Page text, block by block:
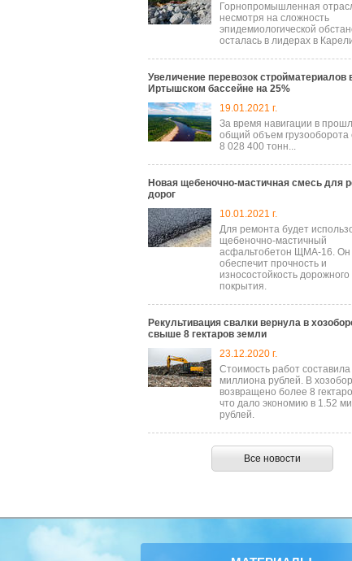
Горнопромышленная
несмотря на сложность
эпидемиологической
осталась в лидерах в
Увеличение перевозок стройматериалов
Иртышском бассейне на 25%
19.01.2021 г.
За время навигации в
общий объем грузооборота
8 028 400 тонн...
Новая щебеночно-мастичная смесь для
дорог
10.01.2021 г.
Для ремонта будет
щебеночно-мастичный
асфальтобетон ЩМА-16. Он
обеспечит прочность и
износостойкость дорожного
покрытия.
Рекультивация свалки вернула в
свыше 8 гектаров земли
23.12.2020 г.
Стоимость работ составила
миллиона рублей. В
возвращено более 8
что дало экономию в 1.52
рублей.
Все новости